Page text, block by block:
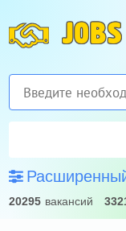
20295 вакансий